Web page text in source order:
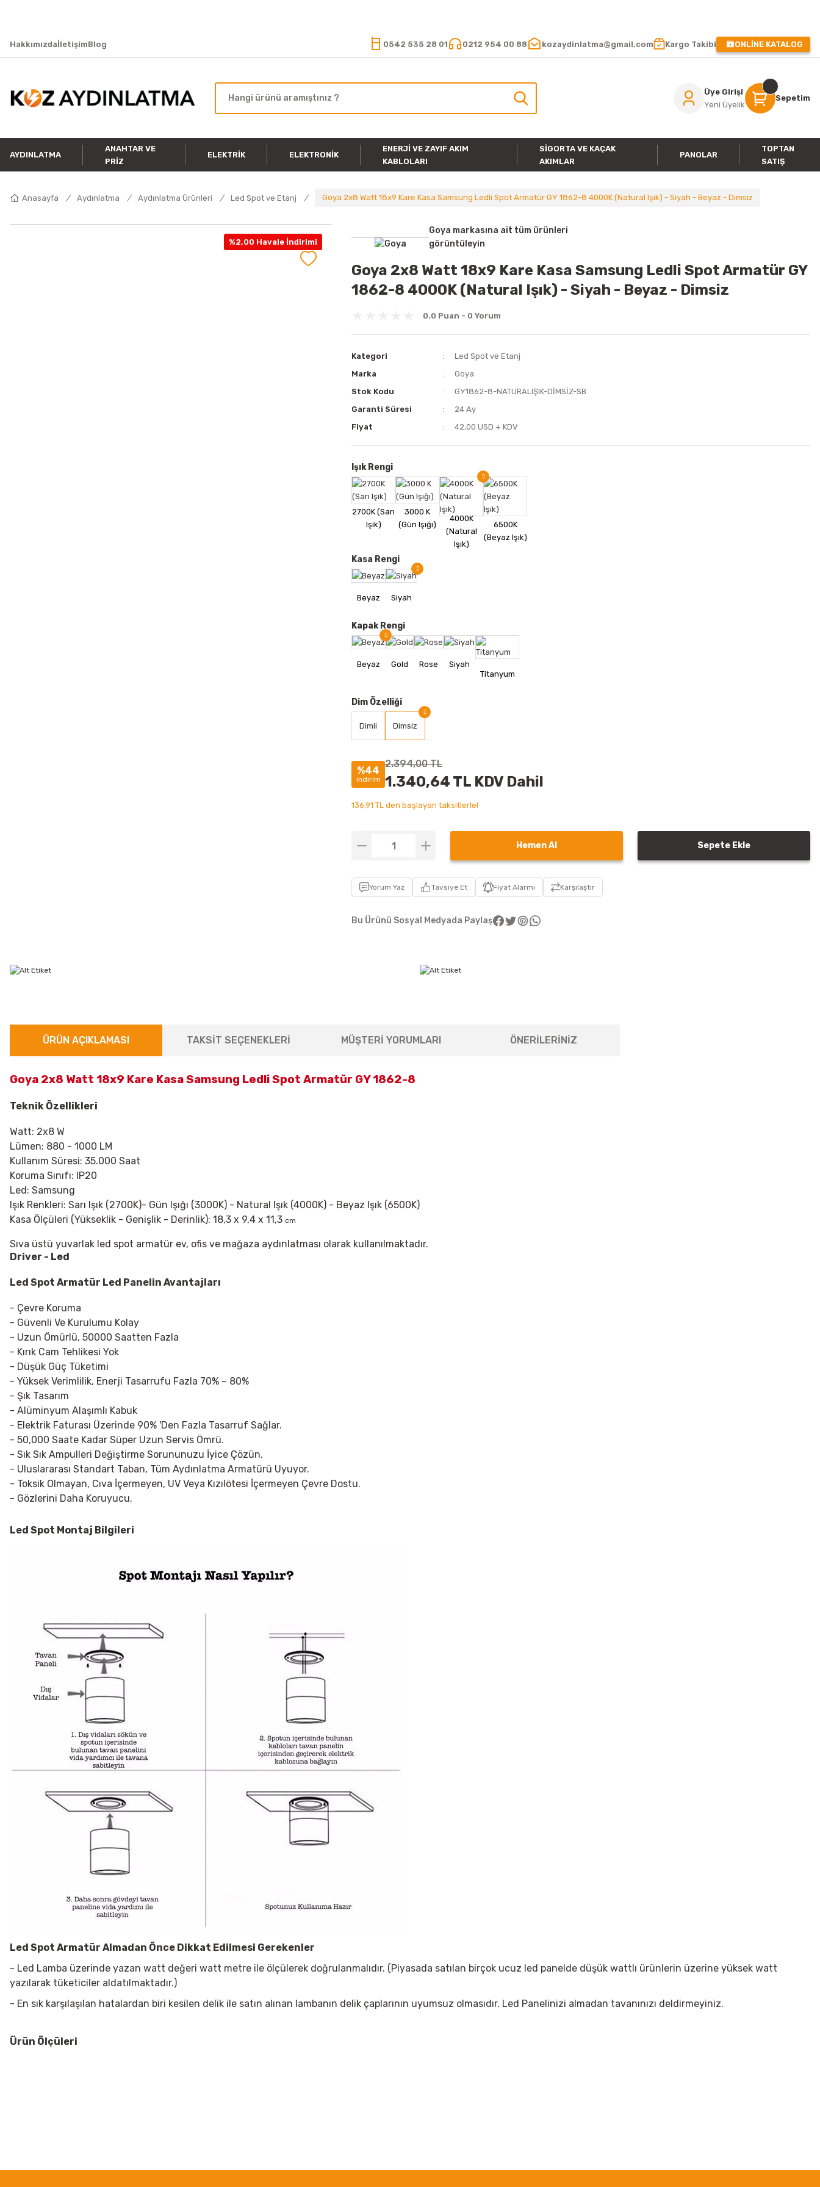
HakkımızdaİletişimBlog 0542 535 28 01 0212 954 00 88 kozaydinlatma@gmail.com Kargo Takibi ONLİNE KATALOG
Üye Girişi
Yeni Üyelik
Sepetim
AYDINLATMA
ANAHTAR VE
PRIZ
ELEKTRIK ELEKTRONIK
ENERJI VE ZAYIF AKIM
KABLOLARI
SIGORTA VE KAÇAK
AKIMLAR
PANOLAR
TOPTAN
SATIŞ
Anasayfa Aydınlatma Aydınlatma Ürünleri Led Spot ve Etanj Goya 2x8 Watt 18x9 Kare Kasa Samsung Ledli Spot Armatür GY 1862-8 4000K (Natural Işık) - Siyah - Beyaz - Dimsiz
%2,00 Havale İndirimi
Goya markasına ait tüm ürünleri
görüntüleyin
Goya 2x8 Watt 18x9 Kare Kasa Samsung Ledli Spot Armatür GY
1862-8 4000K (Natural Işık) - Siyah - Beyaz - Dimsiz
0.0 Puan - 0 Yorum
Kategori
Led Spot ve Etanj
Marka
Goya
Stok Kodu
GY1862-8-NATURALIŞIK-DİMSİZ-SB
Garanti Süresi
24 Ay
Fiyat
42,00 USD + KDV
Işık Rengi
Kasa Rengi
Kapak Rengi
Dim Özelliği
Dimli Dimsiz
%44
indirim
2.394,00 TL
1.340,64 TL KDV Dahil
136,91 TL den başlayan taksitlerle!
Hemen Al Sepete Ekle
Yorum Yaz Tavsiye Et Fiyat Alarmı Karşılaştır
Bu Ürünü Sosyal Medyada Paylaş
ÜRÜN AÇIKLAMASI TAKSİT SEÇENEKLERİ MÜŞTERİ YORUMLARI ÖNERİLERİNİZ
Goya 2x8 Watt 18x9 Kare Kasa Samsung Ledli Spot Armatür GY 1862-8
Teknik Özellikleri
Watt: 2x8 W
Lümen: 880 - 1000 LM
Kullanım Süresi: 35.000 Saat
Koruma Sınıfı: IP20
Led: Samsung
Işık Renkleri: Sarı Işık (2700K)- Gün Işığı (3000K) - Natural Işık (4000K) - Beyaz Işık (6500K)
Kasa Ölçüleri (Yükseklik - Genişlik - Derinlik): 18,3 x 9,4 x 11,3 cm
Sıva üstü yuvarlak led spot armatür ev, ofis ve mağaza aydınlatması olarak kullanılmaktadır.
Driver - Led
Led Spot Armatür Led Panelin Avantajları
- Çevre Koruma
- Güvenli Ve Kurulumu Kolay
- Uzun Ömürlü, 50000 Saatten Fazla
- Kırık Cam Tehlikesi Yok
- Düşük Güç Tüketimi
- Yüksek Verimlilik, Enerji Tasarrufu Fazla 70% ~ 80%
- Şık Tasarım
- Alüminyum Alaşımlı Kabuk
- Elektrik Faturası Üzerinde 90% 'Den Fazla Tasarruf Sağlar.
- 50,000 Saate Kadar Süper Uzun Servis Ömrü.
- Sık Sık Ampulleri Değiştirme Sorununuzu İyice Çözün.
- Uluslararası Standart Taban, Tüm Aydınlatma Armatürü Uyuyor.
- Toksik Olmayan, Cıva İçermeyen, UV Veya Kızılötesi İçermeyen Çevre Dostu.
- Gözlerini Daha Koruyucu.
Led Spot Montaj Bilgileri
Led Spot Armatür Almadan Önce Dikkat Edilmesi Gerekenler
- Led Lamba üzerinde yazan watt değeri watt metre ile ölçülerek doğrulanmalıdır. (Piyasada satılan birçok ucuz led panelde düşük wattlı ürünlerin üzerine yüksek watt
yazılarak tüketiciler aldatılmaktadır.)
- En sık karşılaşılan hatalardan biri kesilen delik ile satın alınan lambanın delik çaplarının uyumsuz olmasıdır. Led Panelinizi almadan tavanınızı deldirmeyiniz.
Ürün Ölçüleri
Ürün bilgilerinde hatalar bulunuyor.